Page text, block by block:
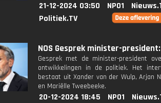
21-12-2024 03:50 NPO1
Politiek.TV
NOS Gesprek minister-
Gesprek met de minister-president
ontwikkelingen in de politiek. Het
bestaat uit Xander van der Wulp, Arjan
en Mariëlle Tweebeeke.
20-12-2024 18:45 NPO1